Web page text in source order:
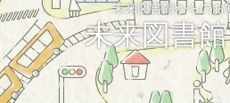
未来図書館からのお
未来図書